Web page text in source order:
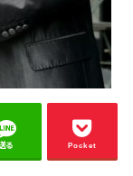
る Pocket